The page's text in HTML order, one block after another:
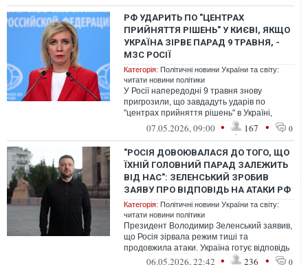
РФ УДАРИТЬ ПО "ЦЕНТРАХ
ПРИЙНЯТТЯ РІШЕНЬ" У КИЄВІ, ЯКЩО
УКРАЇНА ЗІРВЕ ПАРАД 9 ТРАВНЯ, -
МЗС РОСІЇ
Категорія: Політичні новини України та світу:
читати новини політики
У Росії напередодні 9 травня знову
пригрозили, що завдадуть ударів по
"центрах прийняття рішень" в Україні,
якщо парад у Москві буде зірвано. Там
07.05.2026, 09:00 • 167 • 0
"РОСІЯ ДОВОЮВАЛАСЯ ДО ТОГО, ЩО
ЇХНІЙ ГОЛОВНИЙ ПАРАД ЗАЛЕЖИТЬ
ВІД НАС": ЗЕЛЕНСЬКИЙ ЗРОБИВ
ЗАЯВУ ПРО ВІДПОВІДЬ НА АТАКИ РФ
Категорія: Політичні новини України та світу:
читати новини політики
Президент Володимир Зеленський заявив,
що Росія зірвала режим тиші та
продовжила атаки. Україна готує відповідь
06.05.2026, 22:42 • 236 • 0